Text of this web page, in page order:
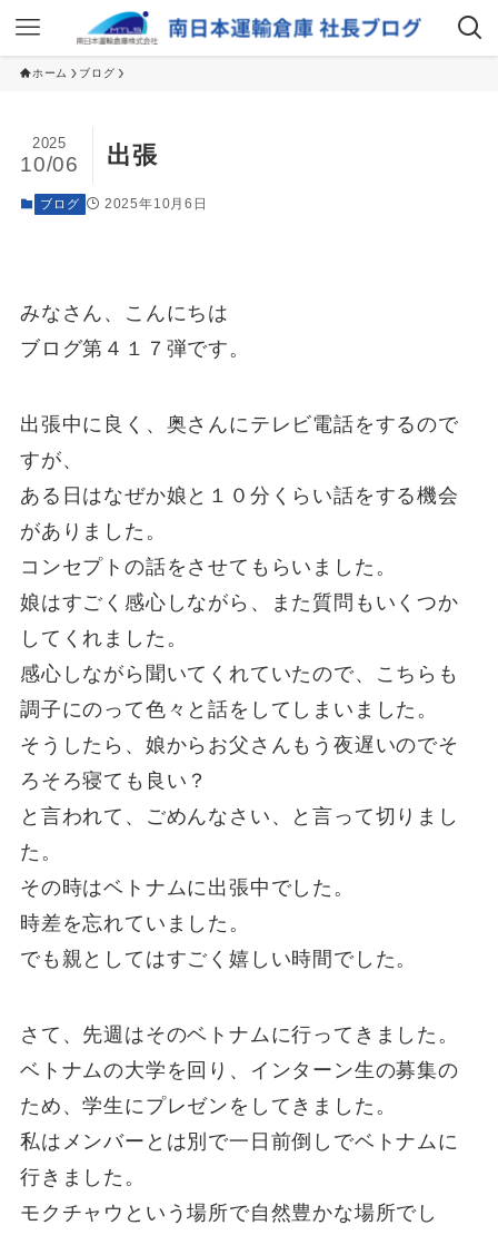
ホーム ブログ
出張
2025
10/06
ブログ 2025年10月6日
みなさん、こんにちは
ブログ第４１７弾です。
出張中に良く、奥さんにテレビ電話をするので
すが、
ある日はなぜか娘と１０分くらい話をする機会
がありました。
コンセプトの話をさせてもらいました。
娘はすごく感心しながら、また質問もいくつか
してくれました。
感心しながら聞いてくれていたので、こちらも
調子にのって色々と話をしてしまいました。
そうしたら、娘からお父さんもう夜遅いのでそ
ろそろ寝ても良い？
と言われて、ごめんなさい、と言って切りまし
た。
その時はベトナムに出張中でした。
時差を忘れていました。
でも親としてはすごく嬉しい時間でした。
さて、先週はそのベトナムに行ってきました。
ベトナムの大学を回り、インターン生の募集の
ため、学生にプレゼンをしてきました。
私はメンバーとは別で一日前倒しでベトナムに
行きました。
モクチャウという場所で自然豊かな場所でし